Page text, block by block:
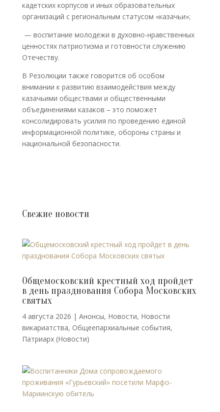
кадетских корпусов и иных образовательных
организаций с региональным статусом «казачьи»;
— воспитание молодежи в духовно-нравственных
ценностях патриотизма и готовности служению
Отечеству.
В Резолюции также говорится об особом
внимании к развитию взаимодействия между
казачьими обществами и общественными
объединениями казаков – это поможет
консолидировать усилия по проведению единой
информационной политике, обороны страны и
национальной безопасности.
Свежие новости
Общемосковский крестный ход пройдет
в день празднования Собора Московских
святых
4 августа 2026 | Анонсы, Новости, Новости
викариатства, Общеепархиальные события,
Патриарх (Новости)